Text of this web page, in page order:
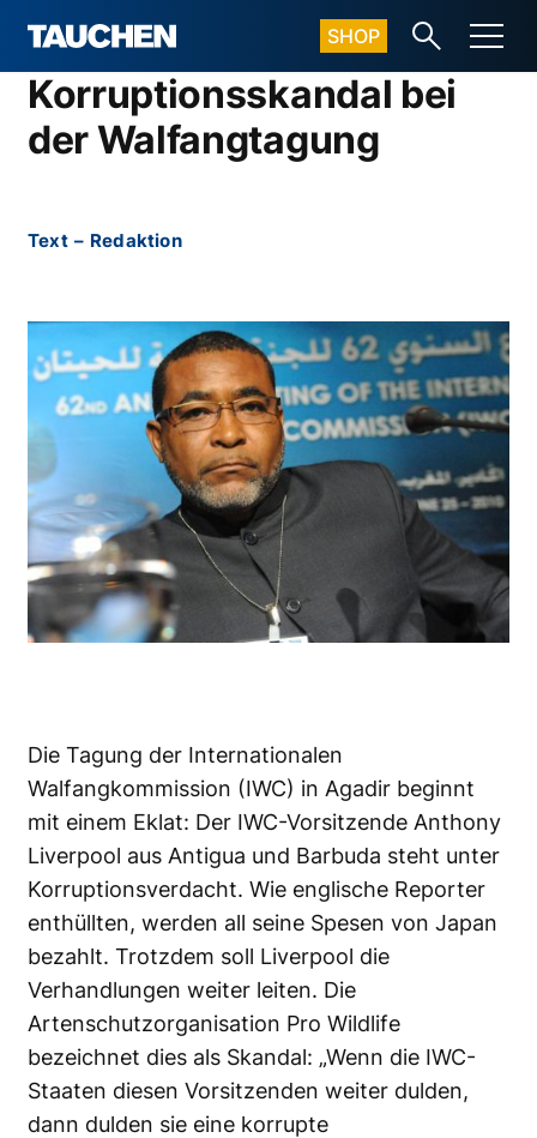
SHOP
Korruptionsskandal bei
der Walfangtagung
Text – Redaktion
Die Tagung der Internationalen
Walfangkommission (IWC) in Agadir beginnt
mit einem Eklat: Der IWC-Vorsitzende Anthony
Liverpool aus Antigua und Barbuda steht unter
Korruptionsverdacht. Wie englische Reporter
enthüllten, werden all seine Spesen von Japan
bezahlt. Trotzdem soll Liverpool die
Verhandlungen weiter leiten. Die
Artenschutzorganisation Pro Wildlife
bezeichnet dies als Skandal: „Wenn die IWC-
Staaten diesen Vorsitzenden weiter dulden,
dann dulden sie eine korrupte